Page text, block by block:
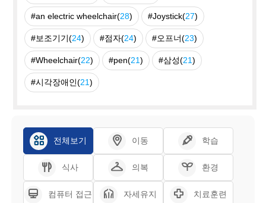
#an electric wheelchair(28) #Joystick(27)
#보조기기(24) #점자(24) #오프너(23)
#Wheelchair(22) #pen(21) #삼성(21)
#시각장애인(21)
전체보기 이동 학습
식사 의복 환경
컴퓨터 접근 자세유지 치료훈련